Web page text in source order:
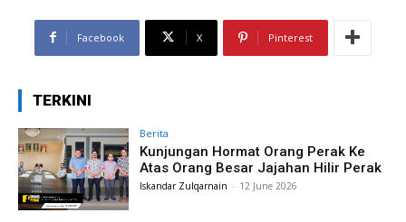
Facebook X Pinterest
TERKINI
Berita
Kunjungan Hormat Orang Perak Ke
Atas Orang Besar Jajahan Hilir Perak
Iskandar Zulqarnain - 12 June 2026